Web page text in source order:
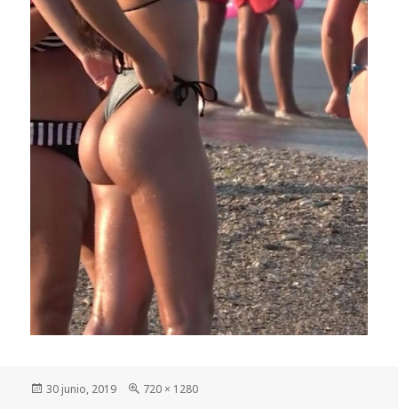
Publicado
30 junio, 2019
Tamaño
720 × 1280